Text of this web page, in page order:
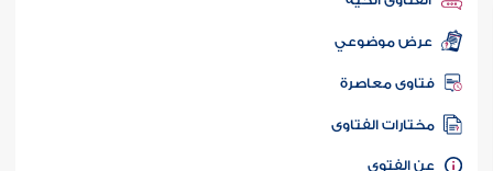
الفتاوى الحية
عرض موضوعي
فتاوى معاصرة